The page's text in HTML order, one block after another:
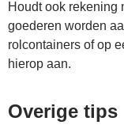
Houdt ook rekening
goederen worden
rolcontainers of op
hierop aan.
Overige tips